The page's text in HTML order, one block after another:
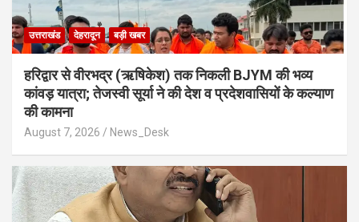
उत्तराखंड देहरादून बड़ी खबर
​हरिद्वार से वीरभद्र (ऋषिकेश) तक निकली BJYM की भव्य
कांवड़ यात्रा; तेजस्वी सूर्या ने की देश व प्रदेशवासियों के कल्याण
की कामना
August 7, 2026 News_Desk